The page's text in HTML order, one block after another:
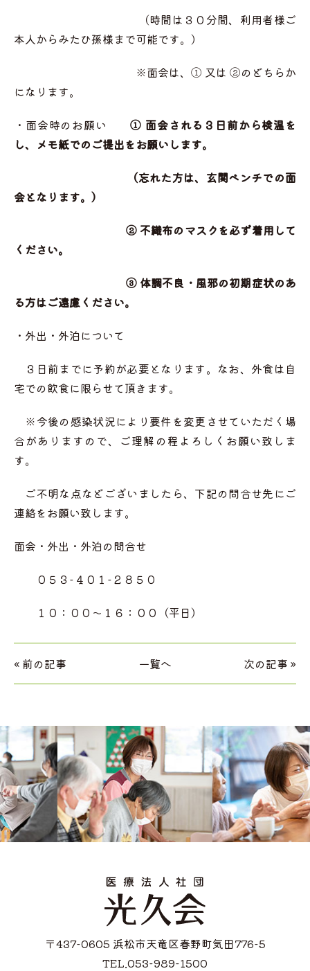
（時間は３０分間、利用者様ご
本人からみたひ孫様まで可能です。）
※面会は、① 又は ②のどちらか
になります。
・面会時のお願い① 面会される３日前から検温を
し、メモ紙でのご提出をお願いします。
（忘れた方は、玄関ベンチでの面
会となります。）
② 不織布のマスクを必ず着用して
ください。
③ 体調不良・風邪の初期症状のあ
る方はご遠慮ください。
・外出・外泊について
３日前までに予約が必要となります。なお、外食は自
宅での飲食に限らせて頂きます。
※今後の感染状況により要件を変更させていただく場
合がありますので、ご理解の程よろしくお願い致しま
す。
ご不明な点などございましたら、下記の問合せ先にご
連絡をお願い致します。
面会・外出・外泊の問合せ
０５３-４０１-２８５０
１０：００～１６：００（平日）
« 前の記事 一覧へ 次の記事 »
〒437-0605 浜松市天竜区春野町気田776-5
TEL.053-989-1500